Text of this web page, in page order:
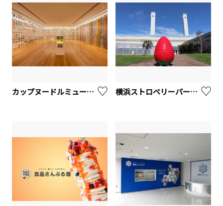
カップヌードルミュージアム 横浜【横浜市】 横浜ストロベリーパーク【横浜市鶴見区】